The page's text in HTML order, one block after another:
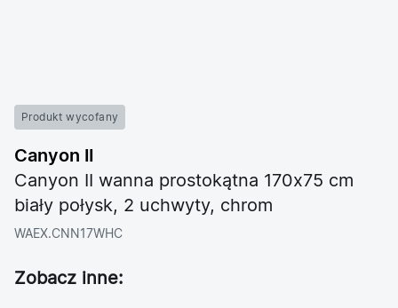
Produkt wycofany
Canyon II
Canyon II wanna prostokątna 170x75 cm
biały połysk, 2 uchwyty, chrom
WAEX.CNN17WHC
Zobacz inne: